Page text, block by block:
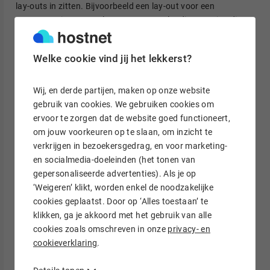
Welke cookie vind jij het lekkerst?
Wij, en derde partijen, maken op onze website
gebruik van cookies. We gebruiken cookies om
ervoor te zorgen dat de website goed functioneert,
om jouw voorkeuren op te slaan, om inzicht te
verkrijgen in bezoekersgedrag, en voor marketing-
en socialmedia-doeleinden (het tonen van
gepersonaliseerde advertenties). Als je op
‘Weigeren’ klikt, worden enkel de noodzakelijke
cookies geplaatst. Door op ‘Alles toestaan’ te
klikken, ga je akkoord met het gebruik van alle
cookies zoals omschreven in onze privacy- en
cookieverklaring.
lay-outs in zitten. Bijvoorbeeld een lay-out voor een
contactpagina en een lay-out voor een landingspagina die
qua ontwerp nauw op elkaar aansluiten. Wil je alsnog iets
schaft Divi eenmalig aan of betaalt jaarlijks. Bij de eenmalige
Tip
Bekijk en test de demo van Divi
zelf te ervaren.
5. Themify
Een keuze maken uit duizenden thema’s, kan overweldigend
zijn. Daar heeftThemifygoed over nagedacht. Op de
homepagina vind je namelijk de 3 meest populaire thema’s.